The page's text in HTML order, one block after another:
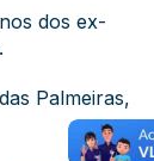
dos ex-
Palmeiras,